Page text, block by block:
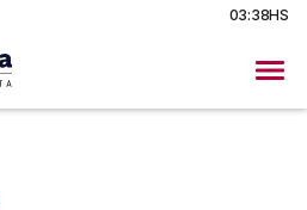
03:38HS